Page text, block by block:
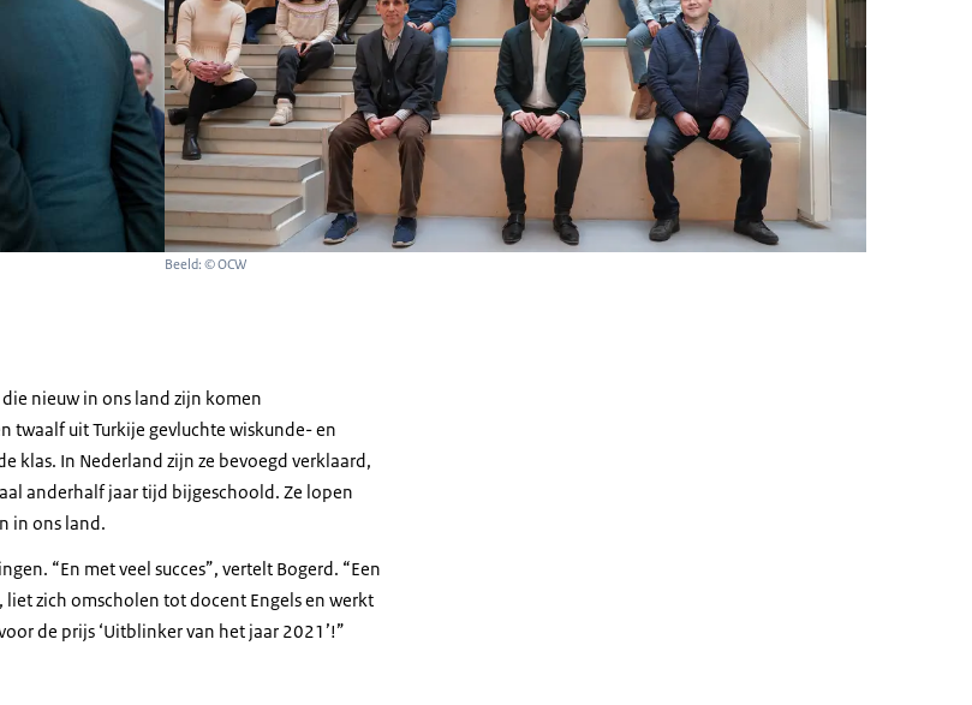
Beeld: © OCW
nieuw in ons land zijn komen
twaalf uit Turkije gevluchte wiskunde- en
klas. In Nederland zijn ze bevoegd verklaard,
anderhalf jaar tijd bijgeschoold. Ze lopen
in ons land.
“En met veel succes”, vertelt Bogerd. “Een
zich omscholen tot docent Engels en werkt
de prijs ‘Uitblinker van het jaar 2021’!”